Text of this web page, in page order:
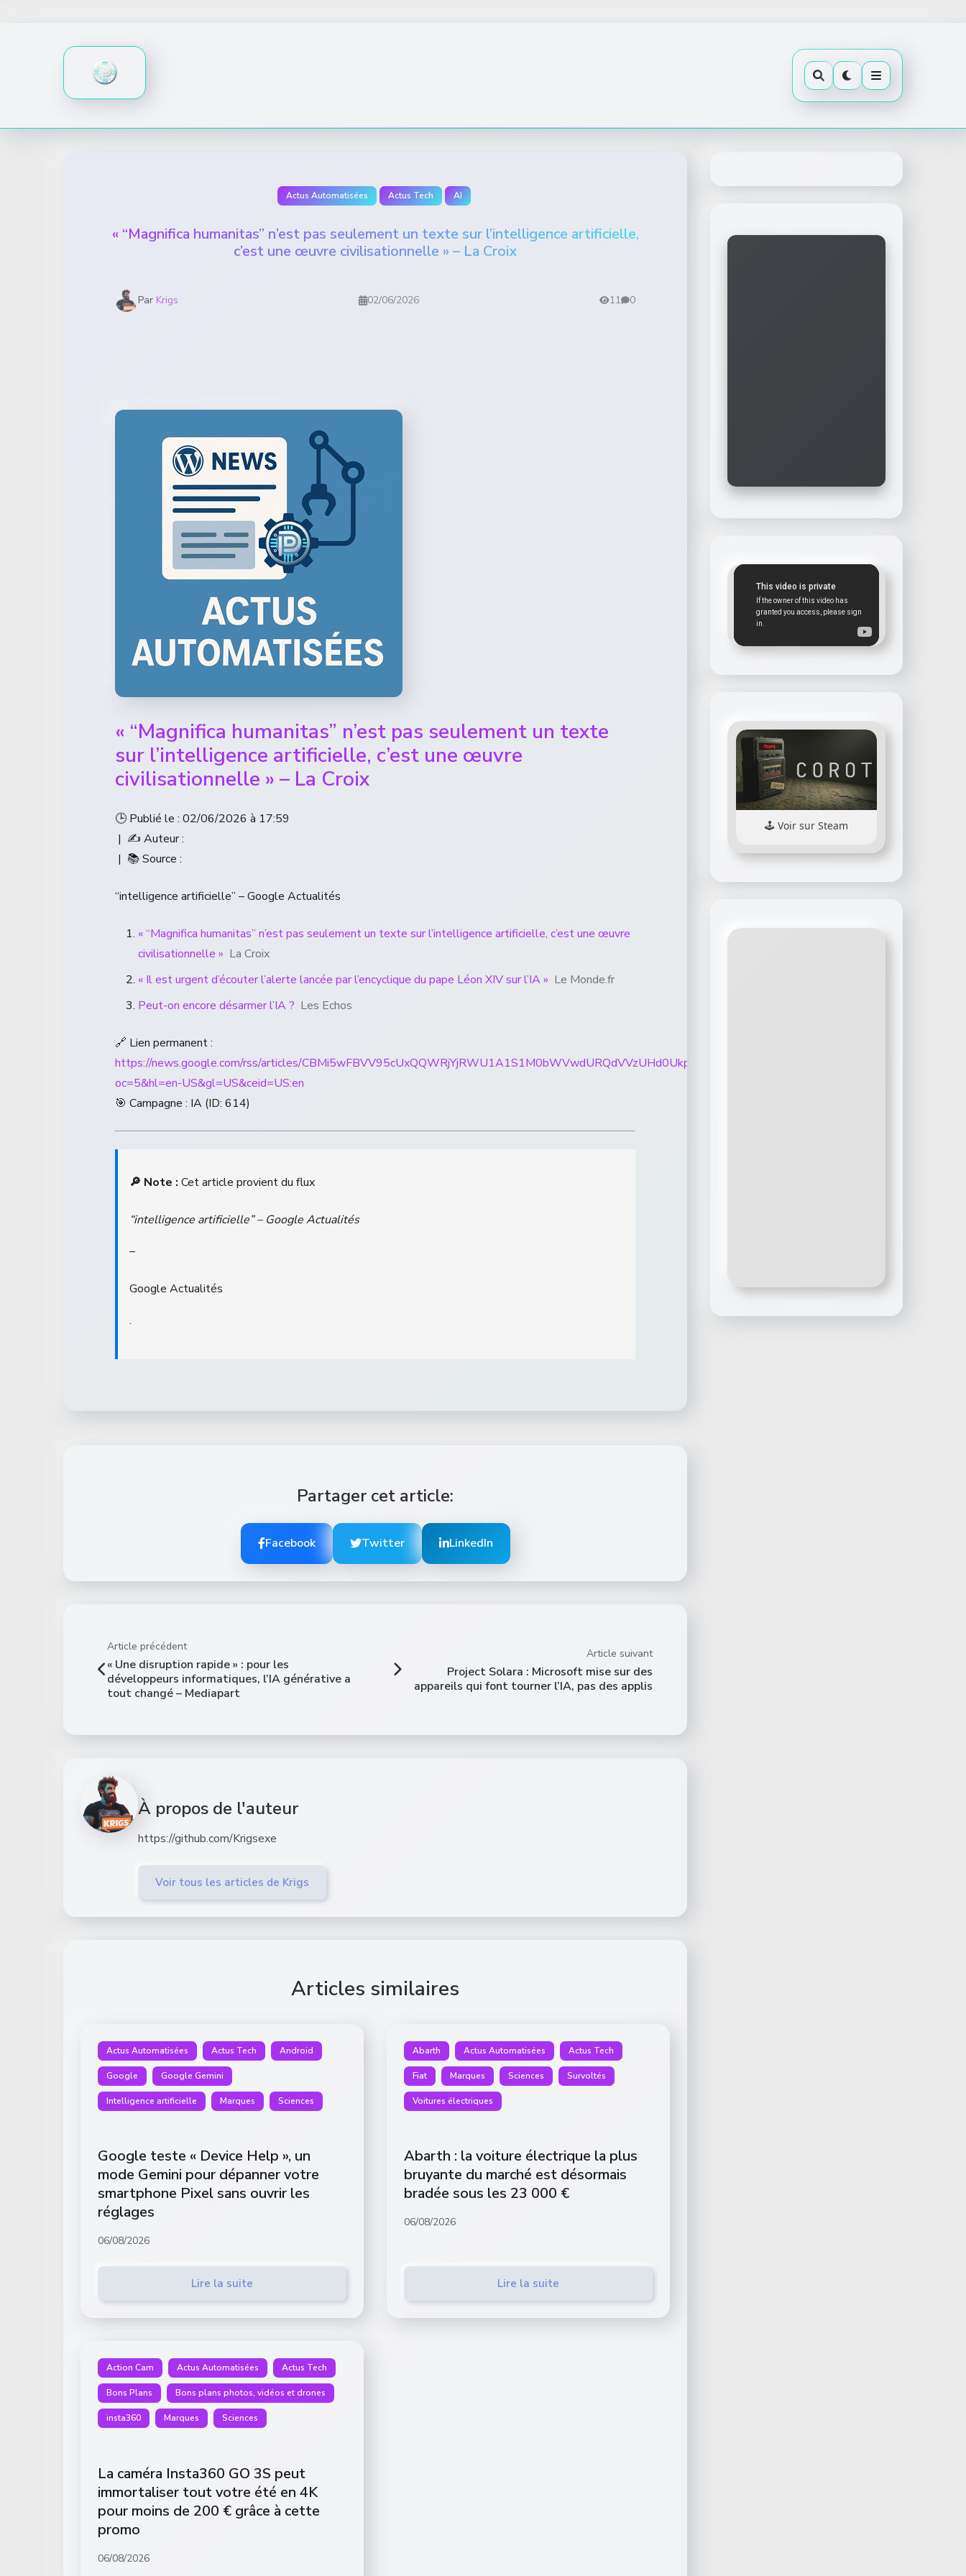
Actus Automatisées Actus Tech AI
« “Magnifica humanitas” n’est pas seulement un texte sur l’intelligence artificielle,
c’est une œuvre civilisationnelle » – La Croix
Par Krigs 02/06/2026 11 0
« “Magnifica humanitas” n’est pas seulement un texte
sur l’intelligence artificielle, c’est une œuvre
civilisationnelle » – La Croix
🕒 Publié le : 02/06/2026 à 17:59
| ✍️ Auteur :
| 📚 Source :
“intelligence artificielle” – Google Actualités
« “Magnifica humanitas” n’est pas seulement un texte sur l’intelligence artificielle, c’est une œuvre
civilisationnelle » La Croix
« Il est urgent d’écouter l’alerte lancée par l’encyclique du pape Léon XIV sur l’IA » Le Monde.fr
Peut-on encore désarmer l’IA ? Les Echos
🔗 Lien permanent :
https://news.google.com/rss/articles/
oc=5&hl=en-US&gl=US&ceid=US:en
🎯 Campagne : IA (ID: 614)
🔎 Note : Cet article provient du flux
“intelligence artificielle” – Google Actualités
–
Google Actualités
.
Partager cet article:
Facebook Twitter LinkedIn
Article précédent
« Une disruption rapide » : pour les
développeurs informatiques, l’IA générative a
tout changé – Mediapart
Article suivant
Project Solara : Microsoft mise sur des
appareils qui font tourner l’IA, pas des applis
À propos de l'auteur
https://github.com/Krigsexe
Voir tous les articles de Krigs
Articles similaires
Actus Automatisées Actus Tech Android
Google Google Gemini
Intelligence artificielle Marques Sciences
Google teste « Device Help », un
mode Gemini pour dépanner votre
smartphone Pixel sans ouvrir les
réglages
06/08/2026
Lire la suite
Abarth Actus Automatisées Actus Tech
Fiat Marques Sciences Survoltés
Voitures électriques
Abarth : la voiture électrique la plus
bruyante du marché est désormais
bradée sous les 23 000 €
06/08/2026
Lire la suite
Action Cam Actus Automatisées Actus Tech
Bons Plans Bons plans photos, vidéos et drones
insta360 Marques Sciences
La caméra Insta360 GO 3S peut
immortaliser tout votre été en 4K
pour moins de 200 € grâce à cette
promo
06/08/2026
Voir sur Steam